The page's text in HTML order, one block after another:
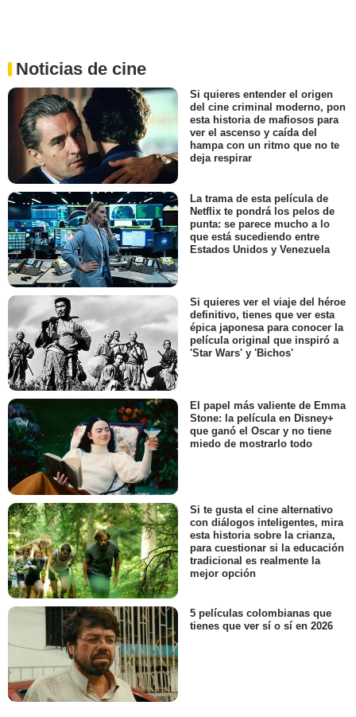
Noticias de cine
Si quieres entender el origen
del cine criminal moderno, pon
esta historia de mafiosos para
ver el ascenso y caída del
hampa con un ritmo que no te
deja respirar
La trama de esta película de
Netflix te pondrá los pelos de
punta: se parece mucho a lo
que está sucediendo entre
Estados Unidos y Venezuela
Si quieres ver el viaje del héroe
definitivo, tienes que ver esta
épica japonesa para conocer la
película original que inspiró a
'Star Wars' y 'Bichos'
El papel más valiente de Emma
Stone: la película en Disney+
que ganó el Oscar y no tiene
miedo de mostrarlo todo
Si te gusta el cine alternativo
con diálogos inteligentes, mira
esta historia sobre la crianza,
para cuestionar si la educación
tradicional es realmente la
mejor opción
5 películas colombianas que
tienes que ver sí o sí en 2026